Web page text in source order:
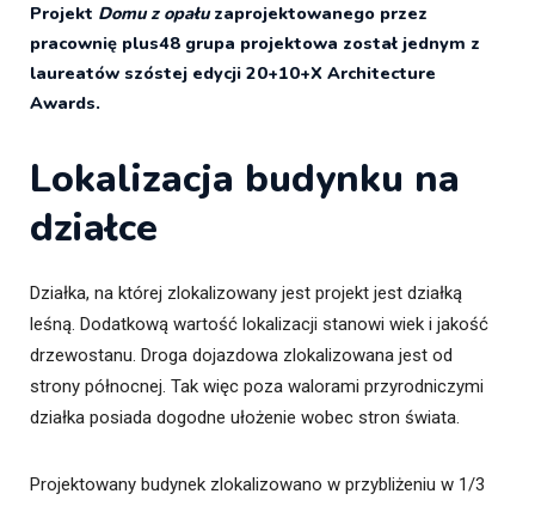
Projekt Domu z opałuzaprojektowanego przez
pracownię plus48 grupa projektowa został jednym z
laureatów szóstej edycji 20+10+X Architecture
Awards.
Lokalizacja budynku na
działce
Działka, na której zlokalizowany jest projekt jest działką
leśną. Dodatkową wartość lokalizacji stanowi wiek i jakość
drzewostanu. Droga dojazdowa zlokalizowana jest od
strony północnej. Tak więc poza walorami przyrodniczymi
działka posiada dogodne ułożenie wobec stron świata.
Projektowany budynek zlokalizowano w przybliżeniu w 1/3